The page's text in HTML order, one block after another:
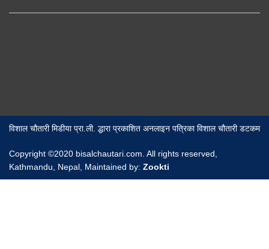
विशाल चौतारी मिडीया प्रा.ली. द्धारा प्रकाशित अनलाइन पत्रिका विशाल चौतारी डटकम
Copyright ©2020 bisalchautari.com. All rights reserved,
Kathmandu, Nepal, Maintained by: Zookti